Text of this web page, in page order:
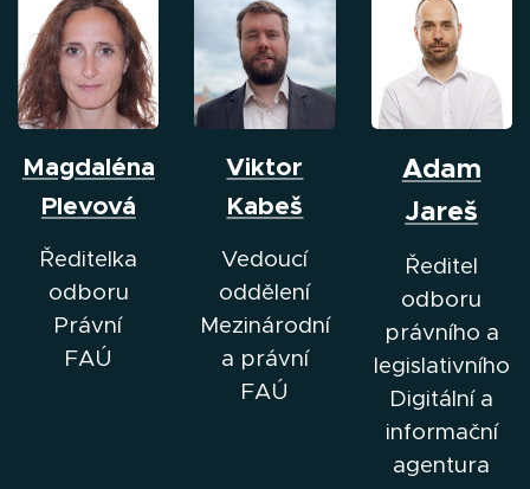
Magdaléna
Plevová
Ředitelka
odboru
Právní
FAÚ
Viktor
Kabeš
Vedoucí
oddělení
Mezinárodní
a právní
FAÚ
Adam
Jareš
Ředitel
odboru
právního a
legislativního
Digitální a
informační
agentura